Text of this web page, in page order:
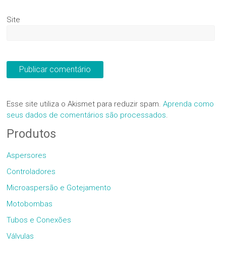
Site
Esse site utiliza o Akismet para reduzir spam.Aprenda como
seus dados de comentários são processados.
Produtos
Aspersores
Controladores
Microaspersão e Gotejamento
Motobombas
Tubos e Conexões
Válvulas